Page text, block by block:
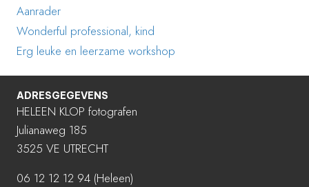
Aanrader
Wonderful professional, kind
Erg leuke en leerzame workshop
ADRESGEGEVENS
HELEEN KLOP fotografen
Julianaweg 185
3525 VE UTRECHT
06 12 12 12 94 (Heleen)